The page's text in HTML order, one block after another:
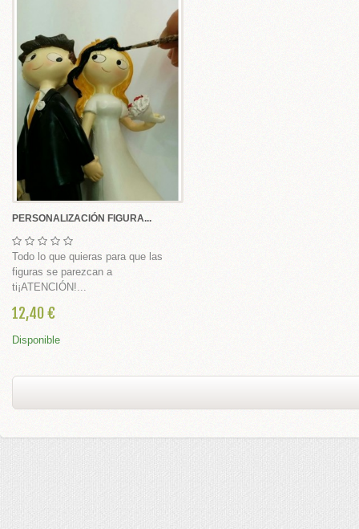
PERSONALIZACIÓN FIGURA...
Todo lo que quieras para que las
figuras se parezcan a
ti¡ATENCIÓN!...
12,40 €
Disponible
Comunión